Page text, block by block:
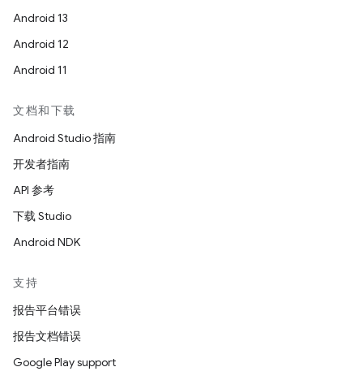
Android 13
Android 12
Android 11
文档和下载
Android Studio 指南
开发者指南
API 参考
下载 Studio
Android NDK
支持
报告平台错误
报告文档错误
Google Play support